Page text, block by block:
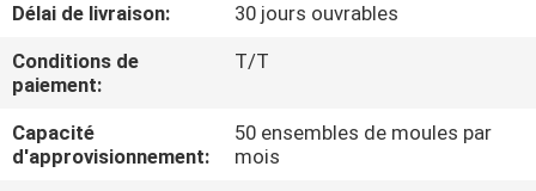
QUALITÉ
CONTACTEZ-
NOUS
Délai de livraison:
30 jours ouvrables
Conditions de
paiement:
T/T
Capacité
d'approvisionnement:
50 ensembles de moules par
mois